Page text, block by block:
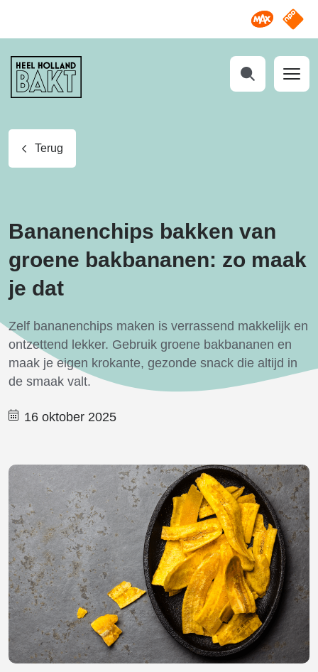
Omroep
NPO
Heel
Holland
Bakt
Terug
Bananenchips bakken van
groene bakbananen: zo maak
je dat
Zelf bananenchips maken is verrassend makkelijk en
ontzettend lekker. Gebruik groene bakbananen en
maak je eigen krokante, gezonde snack die altijd in
de smaak valt.
16 oktober 2025